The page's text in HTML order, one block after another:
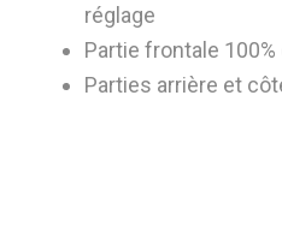
réglage
Partie frontale
Parties arrière et